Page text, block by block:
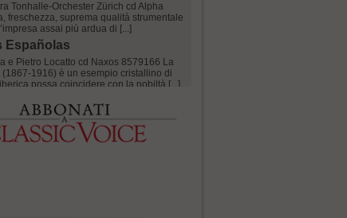
Tonhalle-Orchester Zürich cd Alpha
freschezza, suprema qualità strumentale
assai più ardua di [...]
Españolas
e Pietro Locatto cd Naxos 8579166 La
1916) è un esempio cristallino di
possa coincidere con la nobiltà [...]
Hervé Niquet orchestra National des
1168 Confesso: sempre avuto un
motivi: canta bene, ma soprattuttoè [...]
M. Huseynov, G. Sala direttore
teatro Regio Dopo Così fan tutte nel
Ballo in maschera nel2024, Riccardo